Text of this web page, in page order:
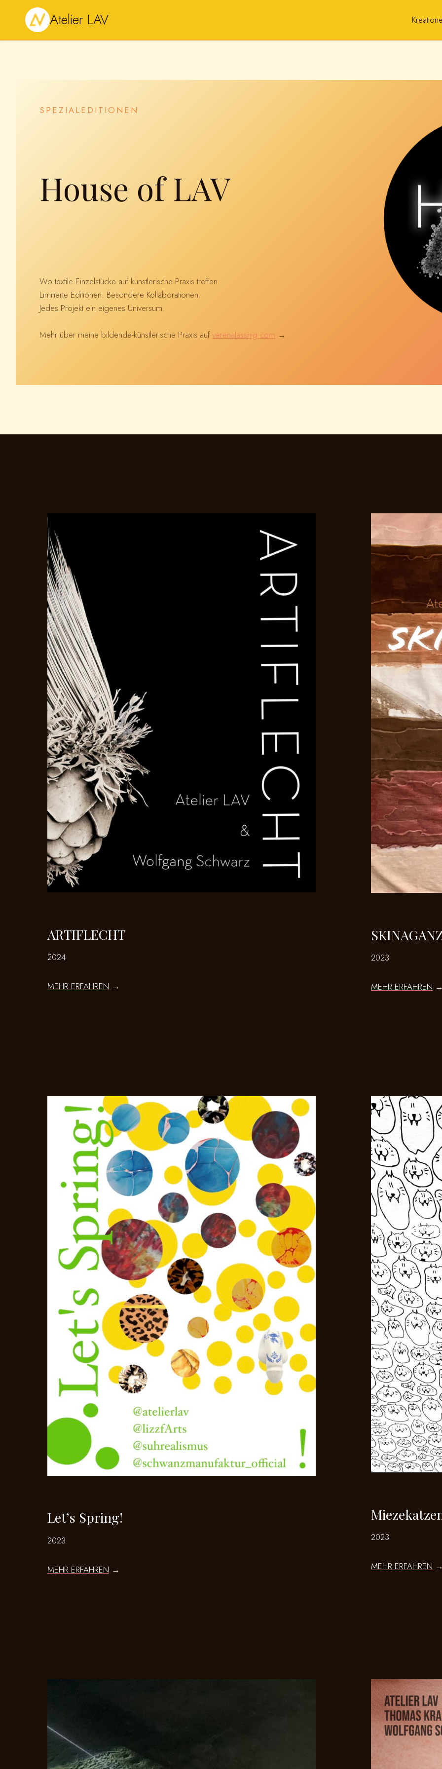
springen
Atelier LAV
SPEZIALEDITIONEN
House of LAV
Wo textile Einzelstücke auf künstlerische Praxis treffen.
Limitierte Editionen. Besondere Kollaborationen.
Jedes Projekt ein eigenes Universum.
Mehr über meine bildende-künstlerische Praxis aufverenalassnig.com →
ARTIFLECHT
2024
MEHR ERFAHREN →
2023
MEHR ERFAHREN
Let’s Spring!
2023
MEHR ERFAHREN →
2023
MEHR ERFAHREN